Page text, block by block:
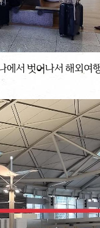
서 벗어나서 해외여